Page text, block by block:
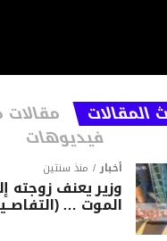
المقالات
فيديوهات
أخبار منذ سنتين
وزير يعنف زوجته
الموت …